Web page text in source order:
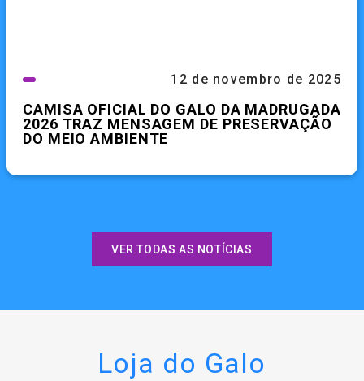
12 de novembro de 2025
CAMISA OFICIAL DO GALO DA MADRUGADA
2026 TRAZ MENSAGEM DE PRESERVAÇÃO
DO MEIO AMBIENTE
VER TODAS AS NOTÍCIAS
Loja do Galo